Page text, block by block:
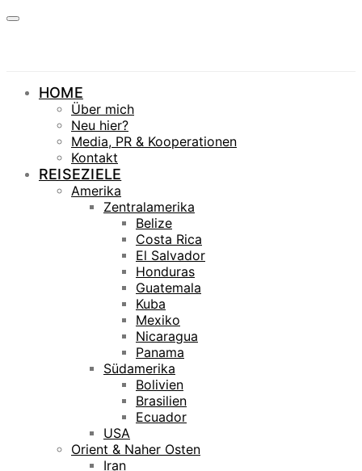
HOME
Über mich
Neu hier?
Media, PR & Kooperationen
Kontakt
REISEZIELE
Amerika
Zentralamerika
Belize
Costa Rica
El Salvador
Honduras
Guatemala
Kuba
Mexiko
Nicaragua
Panama
Südamerika
Bolivien
Brasilien
Ecuador
USA
Orient & Naher Osten
Iran